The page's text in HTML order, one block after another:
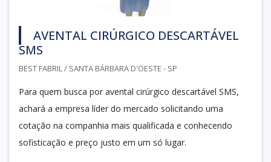
AVENTAL CIRÚRGICO DESCARTÁVEL
SMS
BEST FABRIL / SANTA BÁRBARA D'OESTE - SP
Para quem busca por avental cirúrgico descartável SMS,
achará a empresa líder do mercado solicitando uma
cotação na companhia mais qualificada e conhecendo
sofisticação e preço justo em um só lugar.